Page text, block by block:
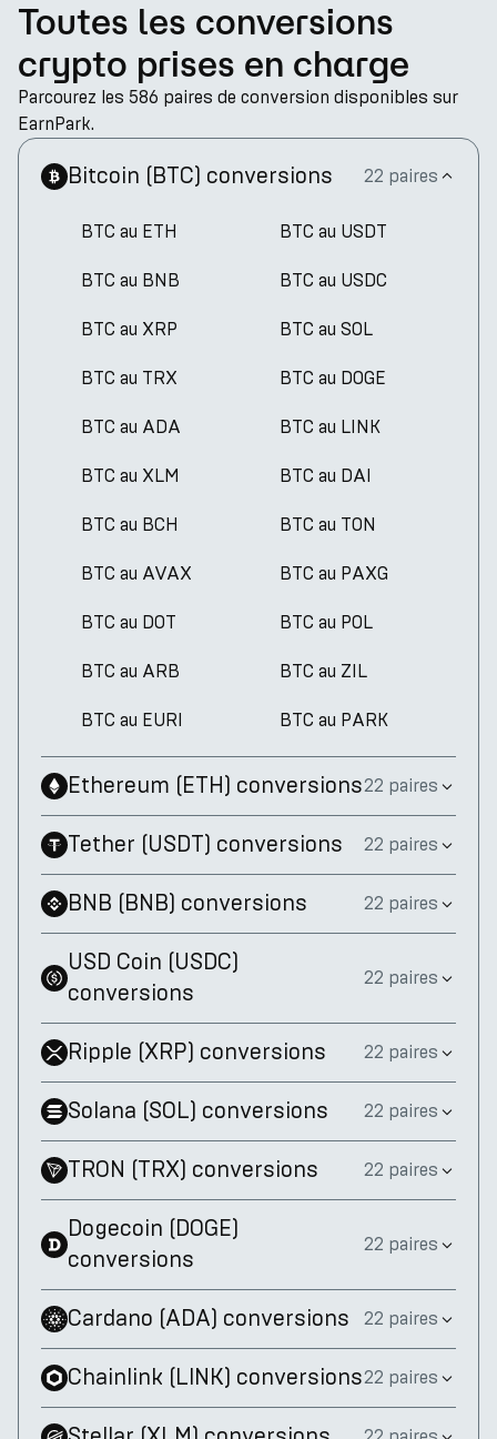
Toutes les conversions
crypto prises en charge
Parcourez les 586 paires de conversion disponibles sur
EarnPark.
Bitcoin (BTC) conversions 22 paires
BTC au ETH BTC au USDT
BTC au BNB BTC au USDC
BTC au XRP BTC au SOL
BTC au TRX BTC au DOGE
BTC au ADA BTC au LINK
BTC au XLM BTC au DAI
BTC au BCH BTC au TON
BTC au AVAX BTC au PAXG
BTC au DOT BTC au POL
BTC au ARB BTC au ZIL
BTC au EURI BTC au PARK
Ethereum (ETH) conversions22 paires
Tether (USDT) conversions 22 paires
BNB (BNB) conversions 22 paires
USD Coin (USDC)
conversions
22 paires
Ripple (XRP) conversions 22 paires
Solana (SOL) conversions 22 paires
TRON (TRX) conversions 22 paires
Dogecoin (DOGE)
conversions
22 paires
Cardano (ADA) conversions 22 paires
Chainlink (LINK) conversions22 paires